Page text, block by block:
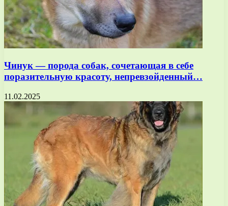
Чинук — порода собак, сочетающая в себе
поразительную красоту, непревзойденный…
11.02.2025